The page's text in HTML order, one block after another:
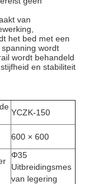
van
het bed met een
wordt
wordt behandeld
en stabiliteit
YCZK-150
600 × 600
Φ35
Uitbreidingsmes
van legering